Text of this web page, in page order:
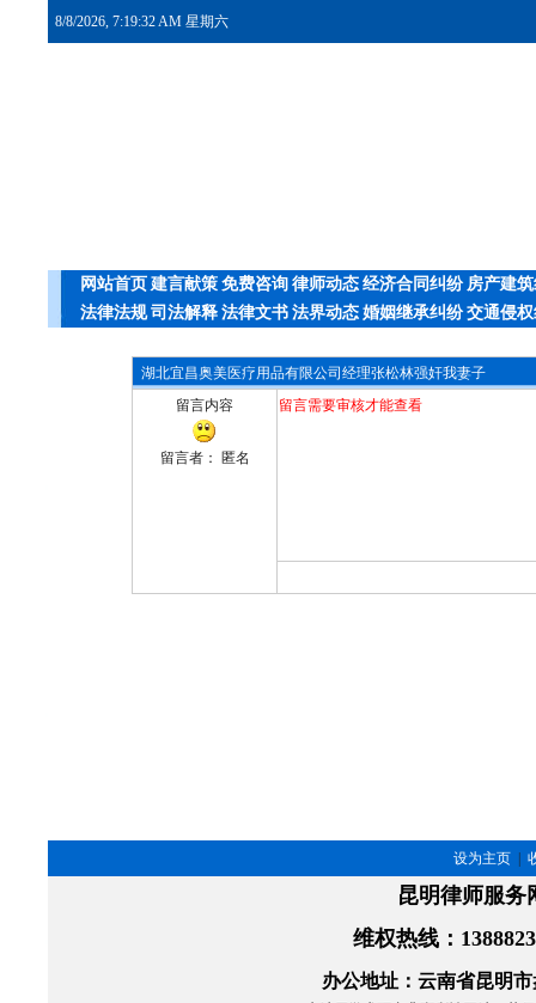
8/8/2026, 7:19:32 AM 星期六
网站首页 建言献策 免费咨询 律师动态 经济合同纠纷 房产建
法律法规 司法解释 法律文书 法界动态 婚姻继承纠纷 交通侵
湖北宜昌奥美医疗用品有限公司经理张松林强奸我妻子
留言内容
留言者： 匿名
留言需要审核才能查看
设为主页
昆明律师服
维权热线 ：
办公地址：云南省昆明